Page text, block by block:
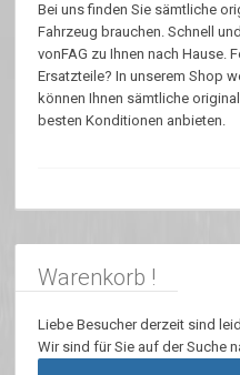
Bei uns finden Sie sämtliche
Fahrzeug brauchen. Schnell
vonFAG zu Ihnen nach Hause.
Ersatzteile? In unserem Shop
können Ihnen sämtliche
besten Konditionen anbieten.
Warenkorb !
Liebe Besucher derzeit sind
Wir sind für Sie auf der Suche